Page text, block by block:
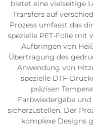
bietet eine vielseitige
Transfers auf
Prozess umfasst das
spezielle PET-Folie mit
Aufbringen von
Übertragung des
Anwendung von
spezielle DTF-
präzisen
Farbwiedergabe
sicherzustellen. Der
komplexe Designs